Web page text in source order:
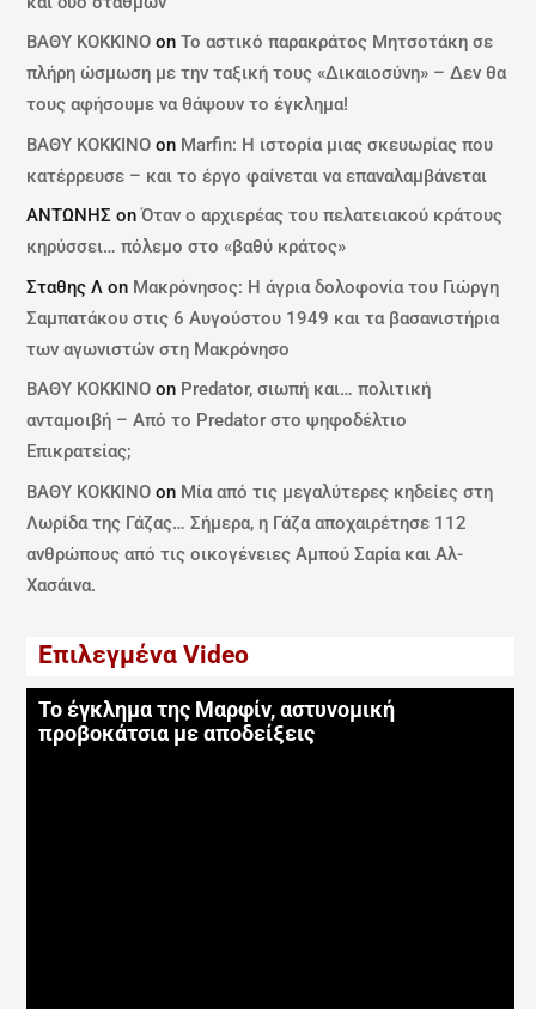
ΒΑΘΥ ΚΟΚΚΙΝΟ onΤο αστικό παρακράτος Μητσοτάκη σε
πλήρη ώσμωση με την ταξική τους «Δικαιοσύνη» – Δεν θα
τους αφήσουμε να θάψουν το έγκλημα!
ΒΑΘΥ ΚΟΚΚΙΝΟ on Marfin: Η ιστορία μιας σκευωρίας που
κατέρρευσε – και το έργο φαίνεται να επαναλαμβάνεται
ΑΝΤΩΝΗΣ onΌταν ο αρχιερέας του πελατειακού κράτους
κηρύσσει… πόλεμο στο «βαθύ κράτος»
Σταθης Λ on Μακρόνησος: Η άγρια δολοφονία του Γιώργη
Σαμπατάκου στις 6 Αυγούστου 1949 και τα βασανιστήρια
των αγωνιστών στη Μακρόνησο
ΒΑΘΥ ΚΟΚΚΙΝΟ on Predator, σιωπή και… πολιτική
ανταμοιβή – Από το Predator στο ψηφοδέλτιο
Επικρατείας;
ΒΑΘΥ ΚΟΚΚΙΝΟ on Μία από τις μεγαλύτερες κηδείες στη
Λωρίδα της Γάζας… Σήμερα, η Γάζα αποχαιρέτησε 112
ανθρώπους από τις οικογένειες Αμπού Σαρία και Αλ-
Χασάινα.
Επιλεγμένα Video
Το έγκλημα της Μαρφίν, αστυνομική
προβοκάτσια με αποδείξεις